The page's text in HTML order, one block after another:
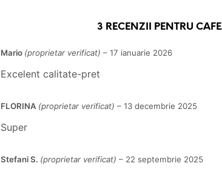
3 RECENZII PENTRU
Mario (proprietar verificat) – 17 ianuarie 2026
Excelent calitate-pret
FLORINA (proprietar verificat) – 13 decembrie 2025
Super
Stefani S. (proprietar verificat) – 22 septembrie 2025